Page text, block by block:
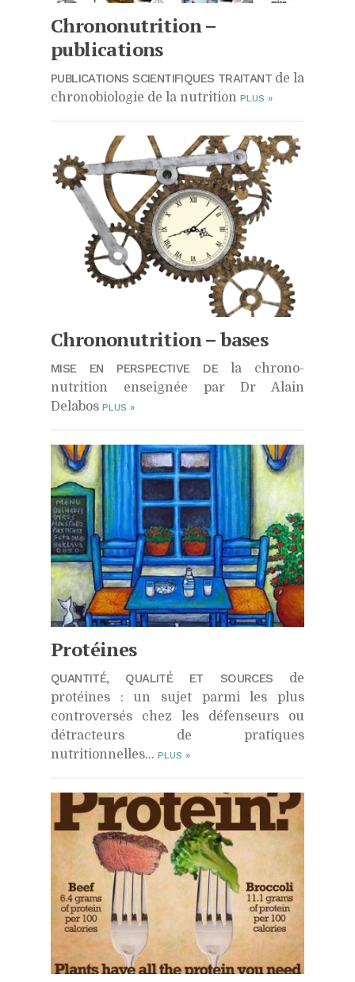
Chrononutrition –
publications
PUBLICATIONS SCIENTIFIQUES TRAITANT de la
chronobiologie de la nutrition PLUS »
Chrononutrition – bases
MISE EN PERSPECTIVE DEla chrono-
nutrition enseignée par Dr Alain
Delabos PLUS »
Protéines
QUANTITÉ, QUALITÉ ET SOURCES de
protéines : un sujet parmi les plus
controversés chez les défenseurs ou
détracteurs de pratiques
nutritionnelles… PLUS »